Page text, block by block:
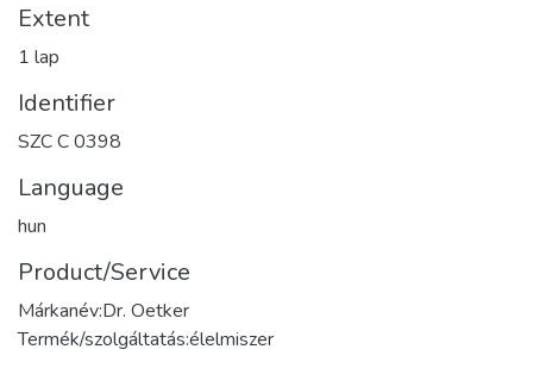
Extent
1 lap
Identifier
SZC C 0398
Language
hun
Product/Service
Márkanév:Dr. Oetker
Termék/szolgáltatás:élelmiszer